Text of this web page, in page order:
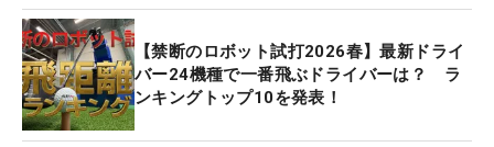
【禁断のロボット試打2026春】最新ドライ
バー24機種で一番飛ぶドライバーは？ ラ
ンキングトップ10を発表！